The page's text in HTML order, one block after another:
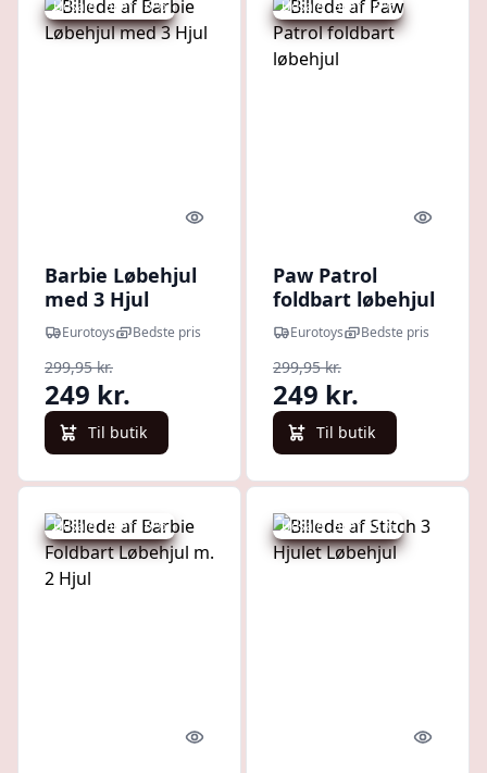
Udsalg - spar 16 %
Quick look
Barbie Løbehjul
med 3 Hjul
Eurotoys Bedste pris
299,95 kr.
249 kr.
Til butik
Udsalg - spar 16 %
Quick
Paw Patrol
foldbart løbehjul
Eurotoys Bedste pris
299,95 kr.
249 kr.
Til butik
Udsalg - spar 16 %
Quick look
Udsalg - spar 22 %
Quick